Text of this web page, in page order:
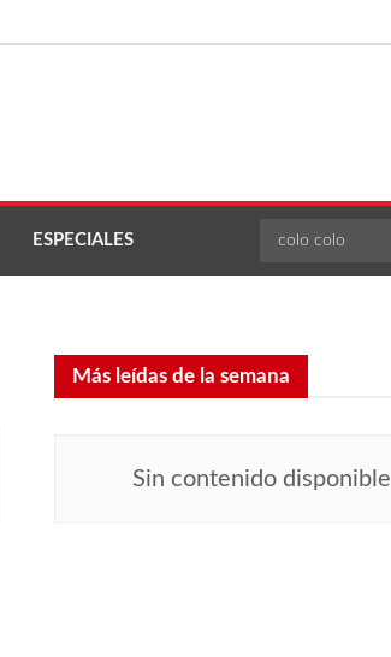
ESPECIALES
Más leídas de la semana
Sin contenido disponible